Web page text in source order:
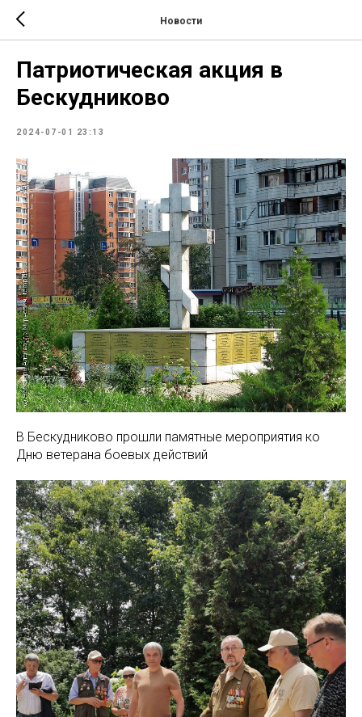
Новости
Патриотическая акция в
Бескудниково
2024-07-01 23:13
В Бескудниково прошли памятные мероприятия ко
Дню ветерана боевых действий